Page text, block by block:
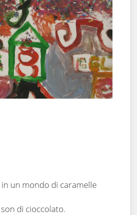
un mondo di caramelle
di cioccolato.